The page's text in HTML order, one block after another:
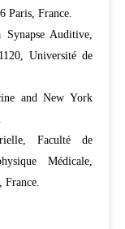
Paris, France.
Auditive,
Université de
and New York
Faculté de
Médicale,